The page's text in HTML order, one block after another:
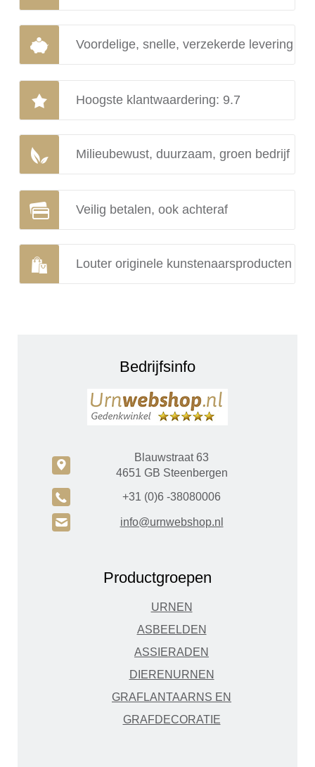
Voordelige, snelle, verzekerde levering
Hoogste klantwaardering: 9.7
Milieubewust, duurzaam, groen bedrijf
Veilig betalen, ook achteraf
Louter originele kunstenaarsproducten
Bedrijfsinfo
c
Blauwstraat 63
4651 GB Steenbergen
A +31 (0)6 -38080006
H info@urnwebshop.nl
Productgroepen
URNEN
ASBEELDEN
ASSIERADEN
DIERENURNEN
GRAFLANTAARNS EN
GRAFDECORATIE